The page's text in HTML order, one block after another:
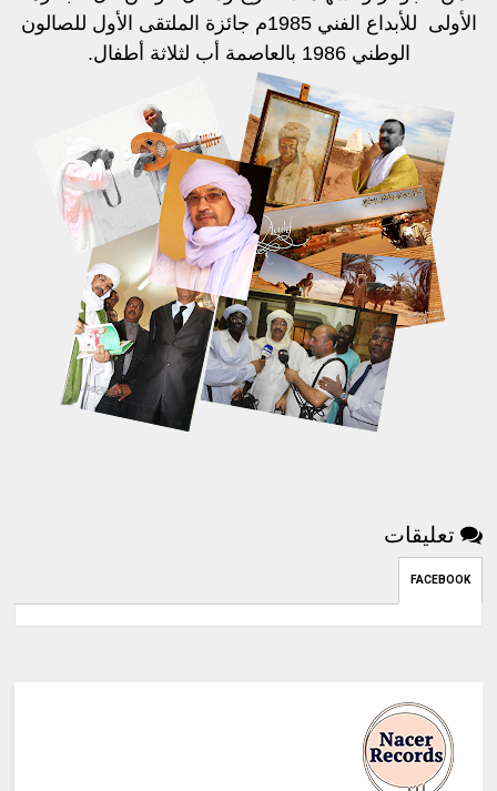
الأولى
للأبداع الفني 1985م جائزة الملتقى الأول للصالون
الوطني 1986 بالعاصمة
أب لثلاثة أطفال.
تعليقات
FACEBOOK